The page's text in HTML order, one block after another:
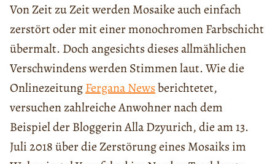
Von Zeit zu Zeit werden Mosaike auch einfach
zerstört oder mit einer monochromen Farbschicht
übermalt. Doch angesichts dieses allmählichen
Verschwindens werden Stimmen laut. Wie die
OnlinezeitungFergana Newsberichtetet,
versuchen zahlreiche Anwohner nach dem
Beispiel der Bloggerin Alla Dzyurich, die am 13.
Juli 2018 über die Zerstörung eines Mosaiks im